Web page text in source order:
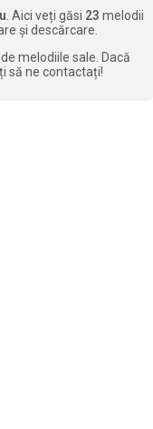
. Aici veți găsi 23 melodii
și descărcare.
melodiile sale. Dacă
să ne contactați!